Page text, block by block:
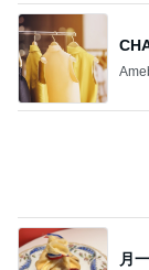
母
親